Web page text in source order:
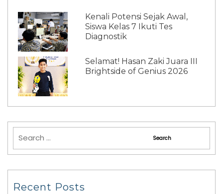
Kenali Potensi Sejak Awal,
Siswa Kelas 7 Ikuti Tes
Diagnostik
Selamat! Hasan Zaki Juara III
Brightside of Genius 2026
Recent Posts